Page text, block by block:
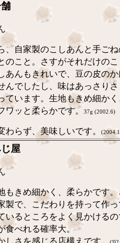
、自家製のこしあんと手ご
のこと。さすがそれだけの
あんもきれいで、豆の皮の
んでしたし、味はあっさり
ています。生地もきめ細か
ワッと柔らかです。 37g (2002.6)
わらず、美味しいです。
屋
もきめ細かく、柔らかです
製で、こだわりを持って作
いるところをよく見かける
食べれる確率大。